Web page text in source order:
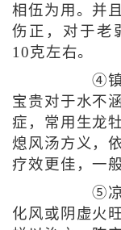
相伍为用。并
伤正，对于老
10克左右。
④镇肝
宝贵对于水不
症，常用生龙
熄风汤方义，
疗效更佳，一
⑤凉肝
化风或阴虚火